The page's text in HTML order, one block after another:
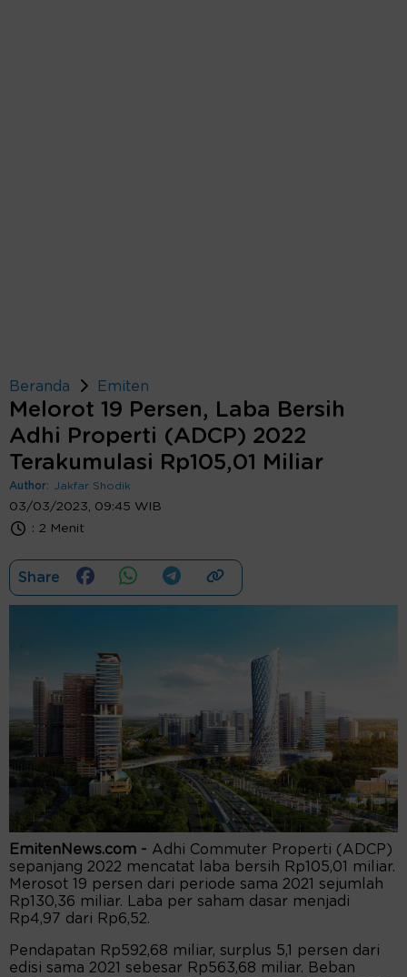
Beranda Emiten
Melorot 19 Persen, Laba Bersih
Adhi Properti (ADCP) 2022
Terakumulasi Rp105,01 Miliar
Author: Jakfar Shodik
03/03/2023, 09:45 WIB
: 2 Menit
Share
EmitenNews.com - Adhi Commuter Properti (ADCP)
sepanjang 2022 mencatat laba bersih Rp105,01 miliar.
Merosot 19 persen dari periode sama 2021 sejumlah
Rp130,36 miliar. Laba per saham dasar menjadi
Rp4,97 dari Rp6,52.
Pendapatan Rp592,68 miliar, surplus 5,1 persen dari
edisi sama 2021 sebesar Rp563,68 miliar. Beban